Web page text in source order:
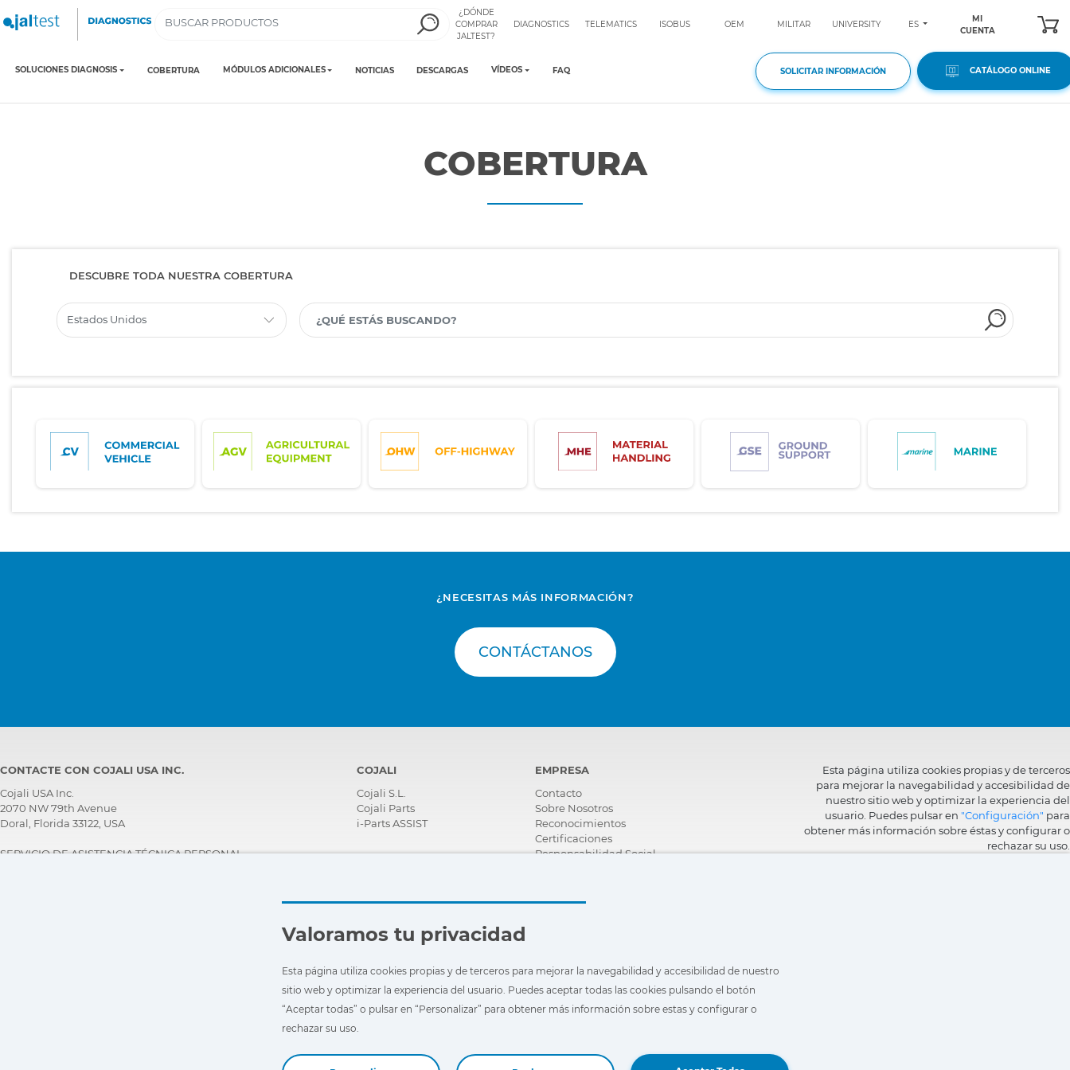
¿DÓNDE
COMPRAR
JALTEST?
DIAGNOSTICS TELEMATICS ISOBUS OEM MILITAR UNIVERSITY ES
MI
CUENTA
SOLUCIONES DIAGNOSIS COBERTURA MÓDULOS ADICIONALES NOTICIAS DESCARGAS VÍDEOS FAQ SOLICITAR INFORMACIÓN CATÁLOGO ONLINE
COBERTURA
DESCUBRE TODA NUESTRA COBERTURA
¿NECESITAS MÁS INFORMACIÓN?
CONTÁCTANOS
CONTACTE CON COJALI USA INC.
Cojali USA Inc.
2070 NW 79th Avenue
Doral, Florida 33122, USA
SERVICIO DE ASISTENCIA TÉCNICA PERSONAL
COJALI
Cojali S.L.
Cojali Parts
i-Parts ASSIST
EMPRESA
Contacto
Sobre Nosotros
Reconocimientos
Certificaciones
Responsabilidad Social
Noticias
Esta página utiliza cookies propias y de terceros
para mejorar la navegabilidad y accesibilidad de
nuestro sitio web y optimizar la experiencia del
usuario. Puedes pulsar en "Configuración" para
obtener más información sobre éstas y configurar o
rechazar su uso.
Valoramos tu privacidad
Esta página utiliza cookies propias y de terceros para mejorar la navegabilidad y accesibilidad de nuestro
sitio web y optimizar la experiencia del usuario. Puedes aceptar todas las cookies pulsando el botón
“Aceptar todas” o pulsar en “Personalizar” para obtener más información sobre estas y configurar o
rechazar su uso.